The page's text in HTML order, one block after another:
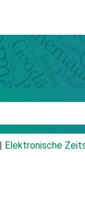
Elektronische